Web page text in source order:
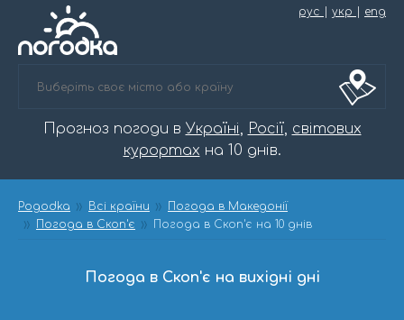
рус укр eng
Прогноз погоди в Україні, Росії, світових
курортах на 10 днів.
Pogodka Всі країни
Погода в Македонії
Погода в Скоп'є
Погода в Скоп'є на 10 днів
Погода в Скоп'є на вихідні дні